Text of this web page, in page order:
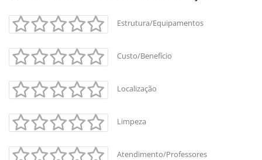
Estrutura/Equipamentos
Custo/Benefício
Localização
Limpeza
Atendimento/Professores